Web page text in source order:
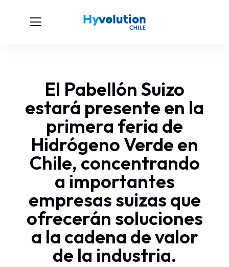
El Pabellón Suizo
estará presente en la
primera feria de
Hidrógeno Verde en
Chile, concentrando
a importantes
empresas suizas que
ofrecerán soluciones
a la cadena de valor
de la industria.